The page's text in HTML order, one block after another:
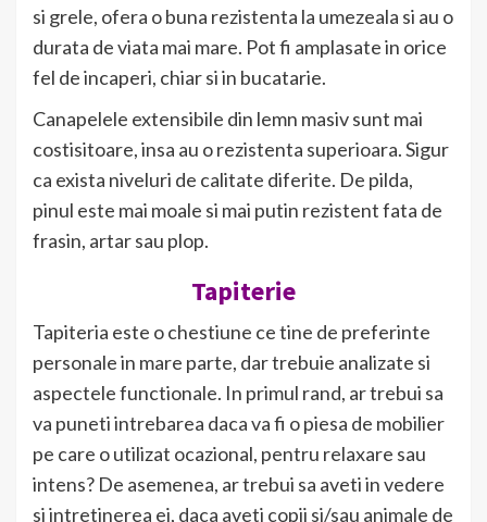
si grele, ofera o buna rezistenta la umezeala si au o
durata de viata mai mare. Pot fi amplasate in orice
fel de incaperi, chiar si in bucatarie.
Canapelele extensibile din lemn masiv sunt mai
costisitoare, insa au o rezistenta superioara. Sigur
ca exista niveluri de calitate diferite. De pilda,
pinul este mai moale si mai putin rezistent fata de
frasin, artar sau plop.
Tapiterie
Tapiteria este o chestiune ce tine de preferinte
personale in mare parte, dar trebuie analizate si
aspectele functionale. In primul rand, ar trebui sa
va puneti intrebarea daca va fi o piesa de mobilier
pe care o utilizat ocazional, pentru relaxare sau
intens? De asemenea, ar trebui sa aveti in vedere
si intretinerea ei, daca aveti copii si/sau animale de